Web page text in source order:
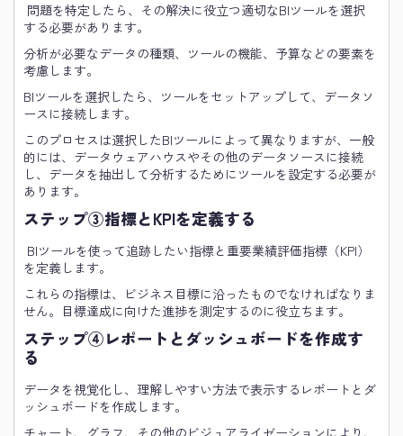
問題を特定したら、その解決に役立つ適切なBIツールを選択
する必要があります。
分析が必要なデータの種類、ツールの機能、予算などの要素を
考慮します。
BIツールを選択したら、ツールをセットアップして、データソ
ースに接続します。
このプロセスは選択したBIツールによって異なりますが、一般
的には、データウェアハウスやその他のデータソースに接続
し、データを抽出して分析するためにツールを設定する必要が
あります。
ステップ③指標とKPIを定義する
BIツールを使って追跡したい指標と重要業績評価指標（KPI）
を定義します。
これらの指標は、ビジネス目標に沿ったものでなければなりま
せん。目標達成に向けた進捗を測定するのに役立ちます。
ステップ④レポートとダッシュボードを作成す
る
データを視覚化し、理解しやすい方法で表示するレポートとダ
ッシュボードを作成します。